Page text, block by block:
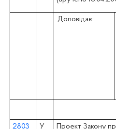
Доповідає:
2803 У
Проект Закону